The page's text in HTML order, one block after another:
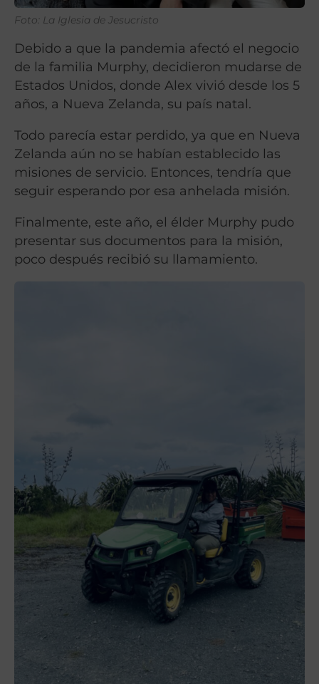
Foto: La Iglesia de Jesucristo
Debido a que la pandemia afectó el negocio
de la familia Murphy, decidieron mudarse de
Estados Unidos, donde Alex vivió desde los 5
años, a Nueva Zelanda, su país natal.
Todo parecía estar perdido, ya que en Nueva
Zelanda aún no se habían establecido las
misiones de servicio. Entonces, tendría que
seguir esperando por esa anhelada misión.
Finalmente, este año, el élder Murphy pudo
presentar sus documentos para la misión,
poco después recibió su llamamiento.